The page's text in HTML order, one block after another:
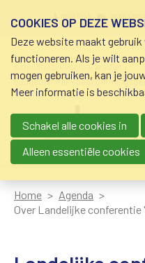
schuldhulp • sociaal krediet •
budgetbeheer •
Main navigation
Home
Agenda
Over Landelijke
COOKIES OP DEZE
Deze website maakt
functioneren. Als je wilt
mogen gebruiken, kan je
Meer informatie is
Schakel alle cookies in
Alleen essentiële cookies